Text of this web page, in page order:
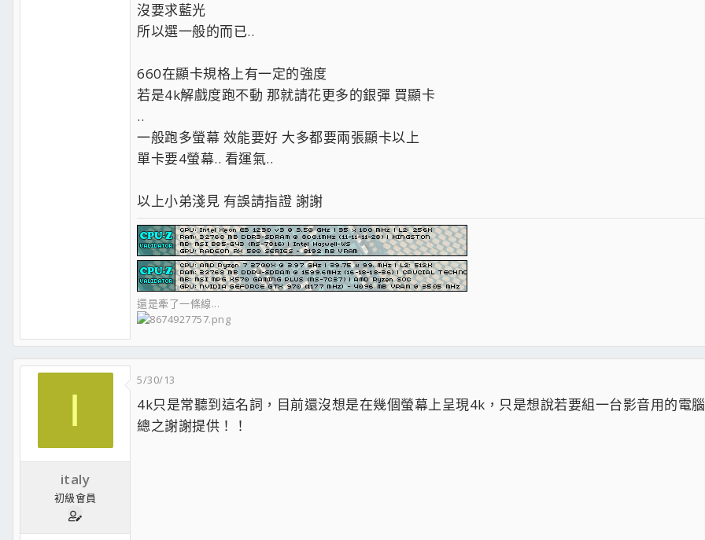
沒要求藍光
所以選一般的而已..
660在顯卡規格上有一定的強度
若是4k解戲度跑不動 那就請花更多的銀彈 買顯卡
..
一般跑多螢幕 效能要好 大多都要兩張顯卡以上
單卡要4螢幕.. 看運氣..
以上小弟淺見 有誤請指證 謝謝
還是牽了一條線...
I
italy
初級會員
5/30/13
4k只是常聽到這名詞，目前還沒想是在幾個螢幕上呈現4k，只是想說若要組一台影音用的電
總之謝謝提供！！